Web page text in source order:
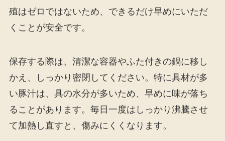
殖はゼロではないため、できるだけ早めにいただ
くことが安全です。
保存する際は、清潔な容器やふた付きの鍋に移し
かえ、しっかり密閉してください。特に具材が多
い豚汁は、具の水分が多いため、早めに味が落ち
ることがあります。毎日一度はしっかり沸騰させ
て加熱し直すと、傷みにくくなります。